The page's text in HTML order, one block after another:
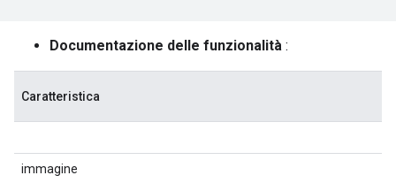
Documentazione delle funzionalità :
Caratteristica
immagine